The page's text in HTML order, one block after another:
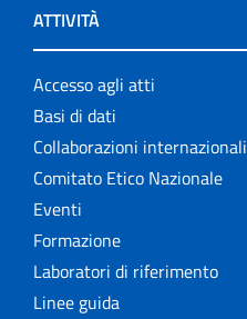
ATTIVITÀ
Accesso agli atti
Basi di dati
Collaborazioni internazionali
Comitato Etico Nazionale
Eventi
Formazione
Laboratori di riferimento
Linee guida